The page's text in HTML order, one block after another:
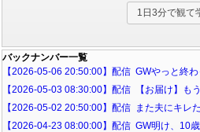
バックナンバー一覧
【2026-05-06 20:50:00】配信 GWやっと終
【2026-05-03 08:30:00】配信 【お届け】も
【2026-05-02 20:50:00】配信 また夫にキレ
【2026-04-23 08:00:00】配信 GW明け、10